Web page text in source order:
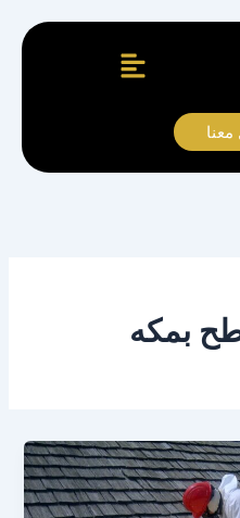
القائمة
بمكه